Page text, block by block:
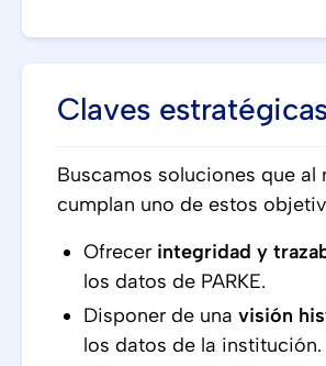
Claves
Buscamos soluciones que al
cumplan uno de estos
Ofrecer integridad y
los datos de PARKE.
Disponer de una visión
los datos de la institución.